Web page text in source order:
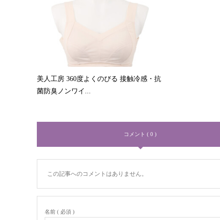
美人工房 360度よくのびる 接触冷感・抗
菌防臭ノンワイ...
コメント ( 0 )
この記事へのコメントはありません。
名前 ( 必須 )